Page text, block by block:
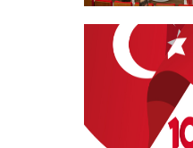
EKEV “Akademik
Ödülleri” Töreni